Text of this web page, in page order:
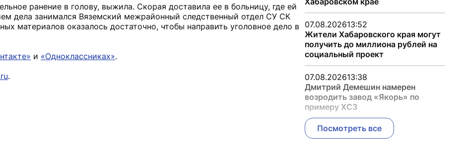
ранение в голову, выжила. Скорая доставила ее в больницу, где ей
дела занимался Вяземский межрайонный следственный отдел СУ СК
материалов оказалось достаточно, чтобы направить уголовное дело в
и «Одноклассниках».
.
07.08.202613:52
Жители Хабаровского края могут
получить до миллиона рублей на
социальный проект
07.08.202613:38
Дмитрий Демешин намерен
возродить завод «Якорь» по
примеру ХСЗ
Посмотреть все